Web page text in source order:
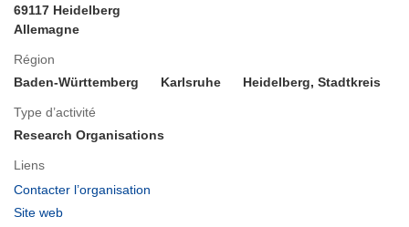
69117 Heidelberg
Allemagne
Région
Baden-Württemberg
Karlsruhe Heidelberg, Stadtkreis
Type d’activité
Research Organisations
Liens
Contacter l’organisation
Site web